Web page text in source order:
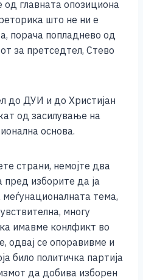
s
A
p
l y
Li
n
главната опозициона
што не ни е
порача попладнево од
за претседтел, Стево
до ДУИ и до Христијан
од засилување на
основа.
страни, немојте два
изборите да ја
тема,
многу
имавме конлфикт во
одвај се опоравивме и
било политичка партија
да добива изборен